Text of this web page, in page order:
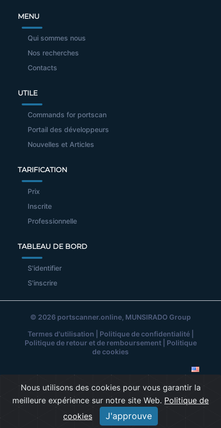
MENU
Qui sommes nous
Nos recherches
Contacts
UTILE
Commands for portscan
Portail des développeurs
Nouvelles et Articles
TARIFICATION
Prix
Inscrite
Professionnelle
TABLEAU DE BORD
S'identifier
S'inscrire
© 2026 portscanner.online, MUNSIRADO Group
Termes d'utilisation
Politique de confidentialité|
Politique de retour et de remboursement| Politique
de cookies
Nous utilisons des cookies pour vous garantir la
meilleure expérience sur notre site Web. Politique de
cookies
J'approuve